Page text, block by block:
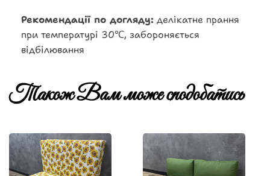
Рекомендації по догляду: делікатне прання
при температурі 30℃, забороняється
відбілювання
Також Вам може сподобатись